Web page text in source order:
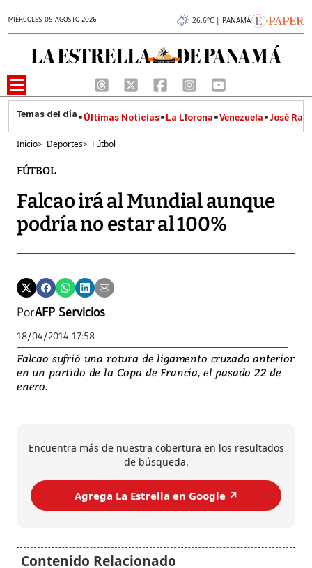
MIÉRCOLES 05 AGOSTO 2026 26.6°C | PANAMÁ
Últimas Noticias La Llorona Venezuela José
Inicio> Deportes> Fútbol
FÚTBOL
Falcao irá al Mundial aunque
podría no estar al 100%
PorAFP Servicios
18/04/2014 17:58
Falcao sufrió una rotura de ligamento cruzado anterior
en un partido de la Copa de Francia, el pasado 22 de
enero.
Encuentra más de nuestra cobertura en los resultados
de búsqueda.
Agrega La Estrella en Google ↗️